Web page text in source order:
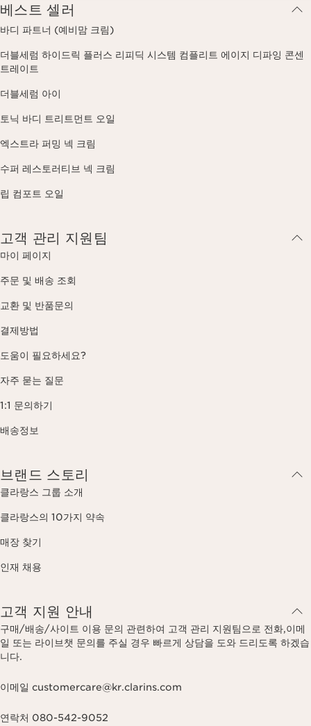
베스트 셀러
바디 파트너 (예비맘 크림)
더블세럼 하이드릭 플러스 리피딕 시스템 컴플리트 에이지 디파잉 콘센
트레이트
더블세럼 아이
토닉 바디 트리트먼트 오일
엑스트라 퍼밍 넥 크림
수퍼 레스토러티브 넥 크림
립 컴포트 오일
고객 관리 지원팀
마이 페이지
주문 및 배송 조회
교환 및 반품문의
결제방법
도움이 필요하세요?
자주 묻는 질문
1:1 문의하기
배송정보
브랜드 스토리
클라랑스 그룹 소개
클라랑스의 10가지 약속
매장 찾기
인재 채용
고객 지원 안내
구매/배송/사이트 이용 문의 관련하여 고객 관리 지원팀으로 전화,이메
일 또는 라이브챗 문의를 주실 경우 빠르게 상담을 도와 드리도록 하겠습
니다.
이메일 customercare@kr.clarins.com
연락처 080-542-9052